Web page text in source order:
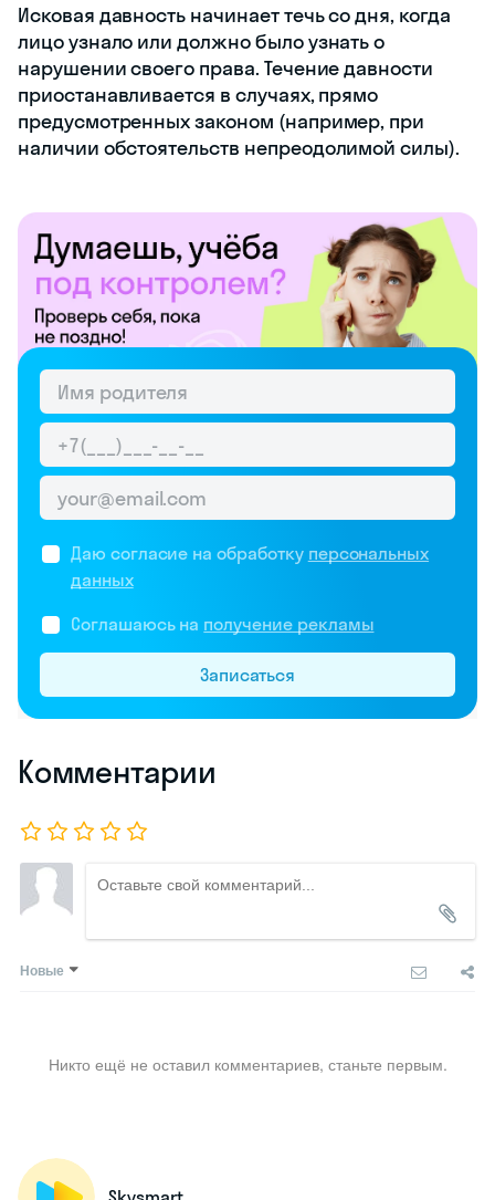
Исковая давность начинает течь со дня, когда
лицо узнало или должно было узнать о
нарушении своего права. Течение давности
приостанавливается в случаях, прямо
предусмотренных законом (например, при
наличии обстоятельств непреодолимой силы).
Даю согласие на обработку персональных
данных
Соглашаюсь на получение рекламы
Записаться
Комментарии
Новые
Никто ещё не оставил комментариев, станьте первым.